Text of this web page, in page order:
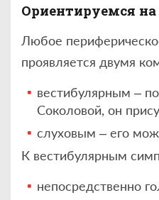
Ориентируемся
Любое
проявляется двумя
вестибулярным –
Соколовой, он
слуховым – его
К вестибулярным
непосредственно